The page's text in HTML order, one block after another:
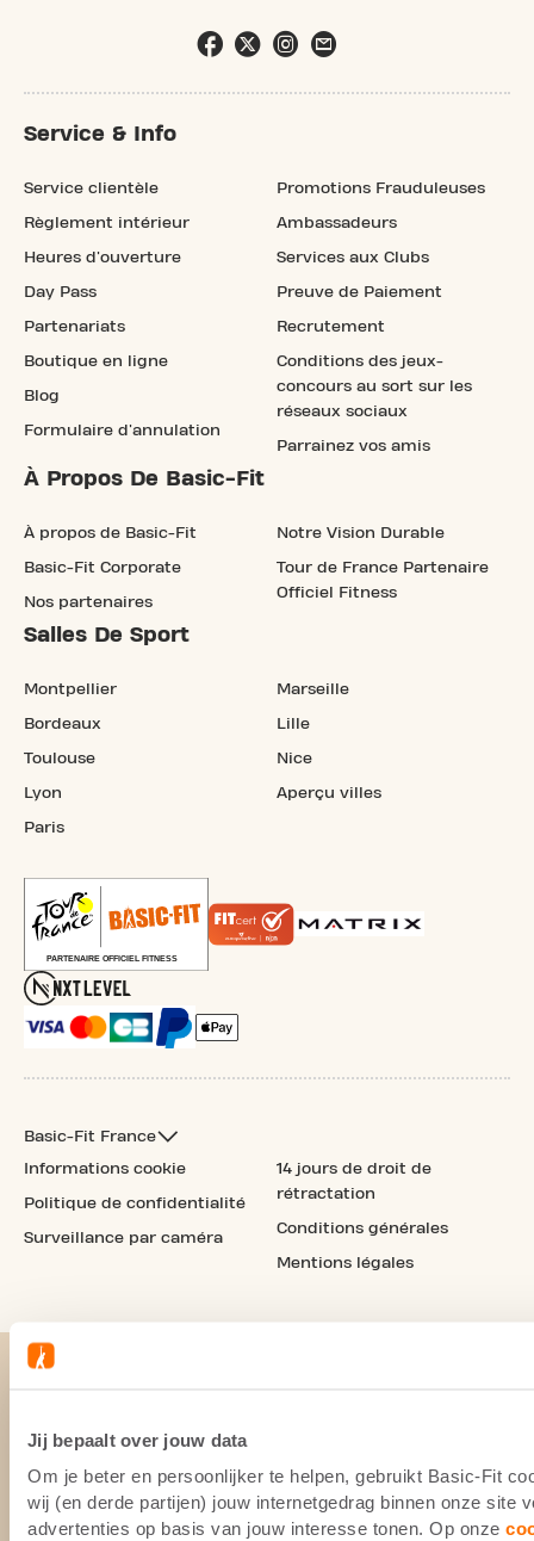
Jij bepaalt over jouw data
Om je beter en persoonlijker te helpen, gebruikt Basic-Fit
wij (en derde partijen) jouw internetgedrag binnen onze site
advertenties op basis van jouw interesse tonen. Op onze
Service & Info
Service clientèle
Règlement intérieur
Heures d'ouverture
Day Pass
Partenariats
Boutique en ligne
Blog
Formulaire d'annulation
Promotions Frauduleuses
Ambassadeurs
Services aux Clubs
Preuve de Paiement
Recrutement
Conditions des jeux-
concours au sort sur les
réseaux sociaux
Parrainez vos amis
À Propos De Basic-Fit
À propos de Basic-Fit
Basic-Fit Corporate
Nos partenaires
Notre Vision Durable
Tour de France Partenaire
Officiel Fitness
Salles De Sport
Montpellier
Bordeaux
Toulouse
Lyon
Paris
Marseille
Lille
Nice
Aperçu villes
Basic-Fit France
Informations cookie
Politique de confidentialité
Surveillance par caméra
14 jours de droit de
rétractation
Conditions générales
Mentions légales